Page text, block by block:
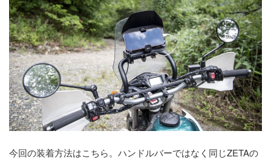
今回の装着方法はこちら。ハンドルバーではなく同じZETAの